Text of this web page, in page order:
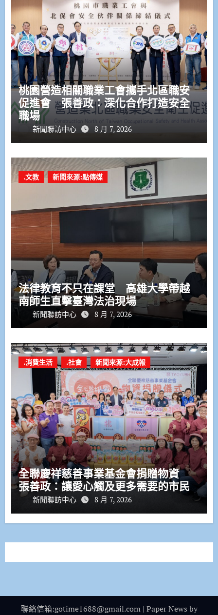
桃園營造相關職業工會攜手北區職安
促進會 張善政：深化合作打造安全
職場
新聞聯訪中心 8 月 7, 2026
.文教 新聞來源:點傳媒
法律教育不只在課堂 高雄大學帶越
南師生直擊臺灣法治現場
新聞聯訪中心 8 月 7, 2026
.消費生活 .社會 新聞來源:大成報
全聯慶祥慈善事業基金會捐贈物資
張善政：讓愛心觸及更多需要的市民
新聞聯訪中心 8 月 7, 2026
聯絡信箱:gotime1688@gmail.com | Paper News by